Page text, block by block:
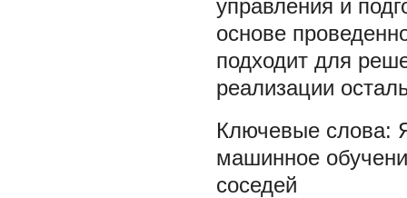
управления и
основе
подходит для
реализации
машинное
соседей